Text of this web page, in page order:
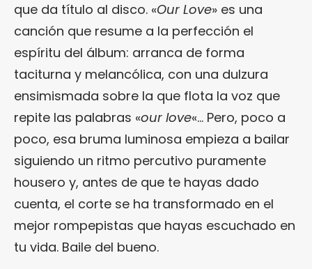
que da título al disco. «Our Love» es una
canción que resume a la perfección el
espíritu del álbum: arranca de forma
taciturna y melancólica, con una dulzura
ensimismada sobre la que flota la voz que
repite las palabras «our love«… Pero, poco a
poco, esa bruma luminosa empieza a bailar
siguiendo un ritmo percutivo puramente
housero y, antes de que te hayas dado
cuenta, el corte se ha transformado en el
mejor rompepistas que hayas escuchado en
tu vida. Baile del bueno.